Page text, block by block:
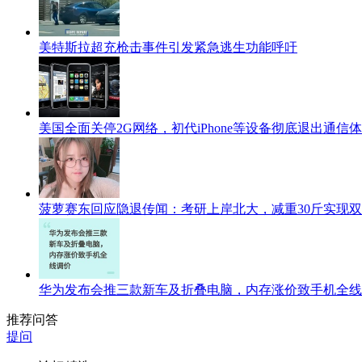
美特斯拉超充枪击事件引发紧急逃生功能呼吁
美国全面关停2G网络，初代iPhone等设备彻底退出通信
菠萝赛东回应隐退传闻：考研上岸北大，减重30斤实现
华为发布会推三款新车及折叠电脑，内存涨价致手机全
推荐问答
提问